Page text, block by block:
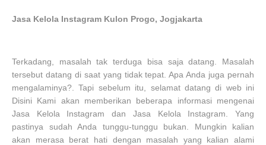
Jasa Kelola Instagram Kulon Progo, Jogjakarta
Terkadang, masalah tak terduga bisa saja datang. Masalah
tersebut datang di saat yang tidak tepat. Apa Anda juga pernah
mengalaminya?. Tapi sebelum itu, selamat datang di web ini
Disini Kami akan memberikan beberapa informasi mengenai
Jasa Kelola Instagram dan Jasa Kelola Instagram. Yang
pastinya sudah Anda tunggu-tunggu bukan. Mungkin kalian
akan merasa berat hati dengan masalah yang kalian alami